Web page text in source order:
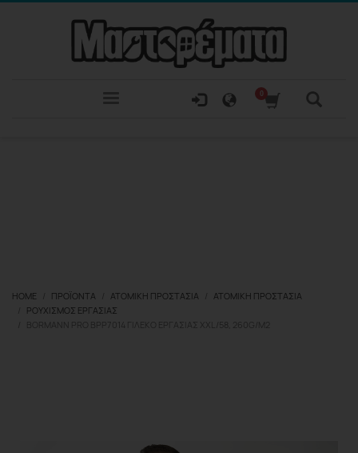
HOME ΠΡΟΪΌΝΤΑ ΑΤΟΜΙΚΉ ΠΡΟΣΤΑΣΊΑ
ΑΤΟΜΙΚΉ ΠΡΟΣΤΑΣΊΑ
ΡΟΥΧΙΣΜΌΣ ΕΡΓΑΣΊΑΣ
BORMANN PRO BPP7014 ΓΙΛΈΚΟ ΕΡΓΑΣΊΑΣ XXL/58, 260G/M2